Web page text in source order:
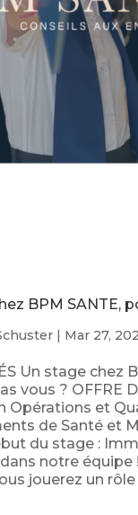
BPM SANTE,
| Mar 27,
Un stage chez
vous ? OFFRE
Opérations et
de Santé et
du stage :
notre équipe
jouerez un rôle